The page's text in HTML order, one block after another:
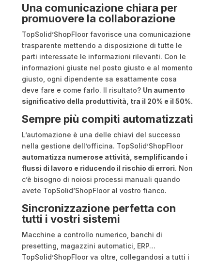
Una comunicazione chiara per
promuovere la collaborazione
TopSolid’ShopFloor favorisce una comunicazione
trasparente mettendo a disposizione di tutte le
parti interessate le informazioni rilevanti. Con le
informazioni giuste nel posto giusto e al momento
giusto, ogni dipendente sa esattamente cosa
deve fare e come farlo. Il risultato? Un aumento
significativo della produttività, tra il 20% e il 50%.
Sempre più compiti automatizzati
L’automazione è una delle chiavi del successo
nella gestione dell’officina. TopSolid’ShopFloor
automatizza numerose attività, semplificando i
flussi di lavoro e riducendo il rischio di errori. Non
c’è bisogno di noiosi processi manuali quando
avete TopSolid’ShopFloor al vostro fianco.
Sincronizzazione perfetta con
tutti i vostri sistemi
Macchine a controllo numerico, banchi di
presetting, magazzini automatici, ERP…
TopSolid’ShopFloor va oltre, collegandosi a tutti i